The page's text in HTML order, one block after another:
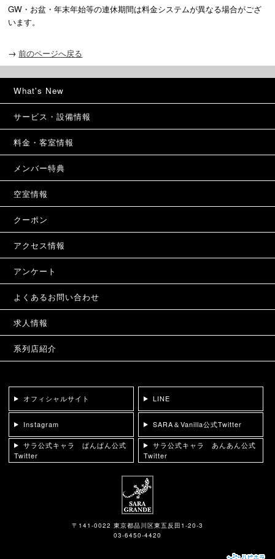
GW・お盆・年末年始等の連休期間は料金システムが異なる場合がござ
います。
→ 前のページへ戻る
What's New
サービス・設備情報
料金・客室情報
メンバー特典
空室情報
クーポン
アクセス情報
アンケート
よくあるお問い合わせ
求人情報
系列店紹介
オフィシャルサイト LINE
Instagram SARA＆Vanilla公式Twitter
サラ公式キャラ ぱんぱん公式
Twitter
サラ公式キャラ あんあん公式
Twitter
〒141-0022 東京都品川区東五反田1-20-3
03-6450-4420